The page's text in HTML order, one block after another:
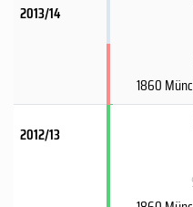
2013/14
1860
2012/13